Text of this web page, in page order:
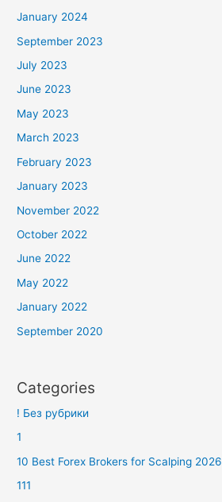
January 2024
September 2023
July 2023
June 2023
May 2023
March 2023
February 2023
January 2023
November 2022
October 2022
June 2022
May 2022
January 2022
September 2020
Categories
! Без рубрики
1
10 Best Forex Brokers for Scalping 2026
111